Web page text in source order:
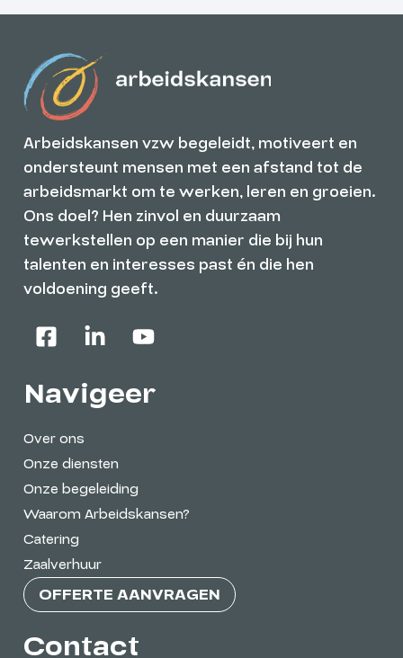
Arbeidskansen vzw begeleidt, motiveert en
ondersteunt mensen met een afstand tot de
arbeidsmarkt om te werken, leren en groeien.
Ons doel? Hen zinvol en duurzaam
tewerkstellen op een manier die bij hun
talenten en interesses past én die hen
voldoening geeft.
Navigeer
Over ons
Onze diensten
Onze begeleiding
Waarom Arbeidskansen?
Catering
Zaalverhuur
OFFERTE AANVRAGEN
Contact